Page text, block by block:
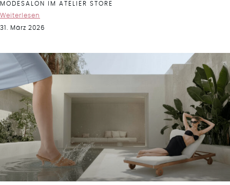
MODESALON IM ATELIER STORE
Weiterlesen
31. März 2026